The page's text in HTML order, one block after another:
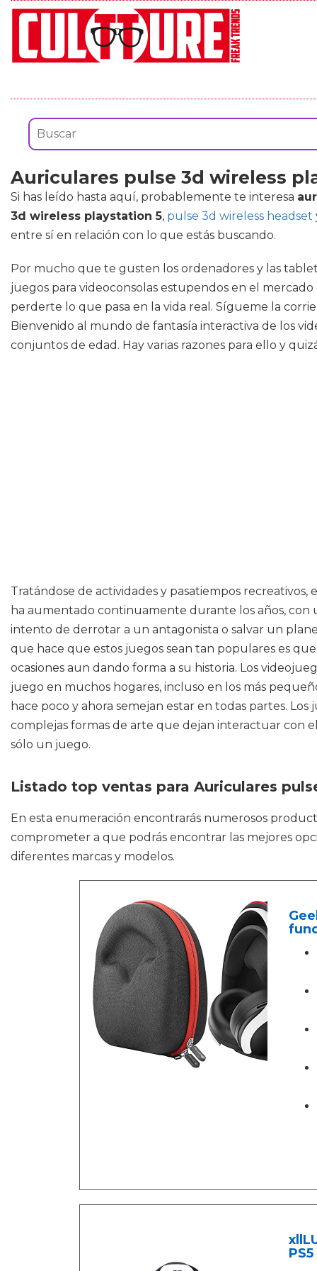
Auriculares pulse 3d wireless
Si has leído hasta aquí, probablemente te interesa
3d wireless playstation 5, pulse 3d wireless headset
entre sí en relación con lo que estás buscando.
Por mucho que te gusten los ordenadores y las
juegos para videoconsolas estupendos en el
perderte lo que pasa en la vida real. Sígueme la
Bienvenido al mundo de fantasía interactiva de los
conjuntos de edad. Hay varias razones para ello y
Tratándose de actividades y pasatiempos
ha aumentado continuamente durante los años, con
intento de derrotar a un antagonista o salvar un
que hace que estos juegos sean tan populares es
ocasiones aun dando forma a su historia. Los
juego en muchos hogares, incluso en los más
hace poco y ahora semejan estar en todas partes.
complejas formas de arte que dejan interactuar con
sólo un juego.
Listado top ventas para Auriculares
En esta enumeración encontrarás numerosos
comprometer a que podrás encontrar las mejores
diferentes marcas y modelos.